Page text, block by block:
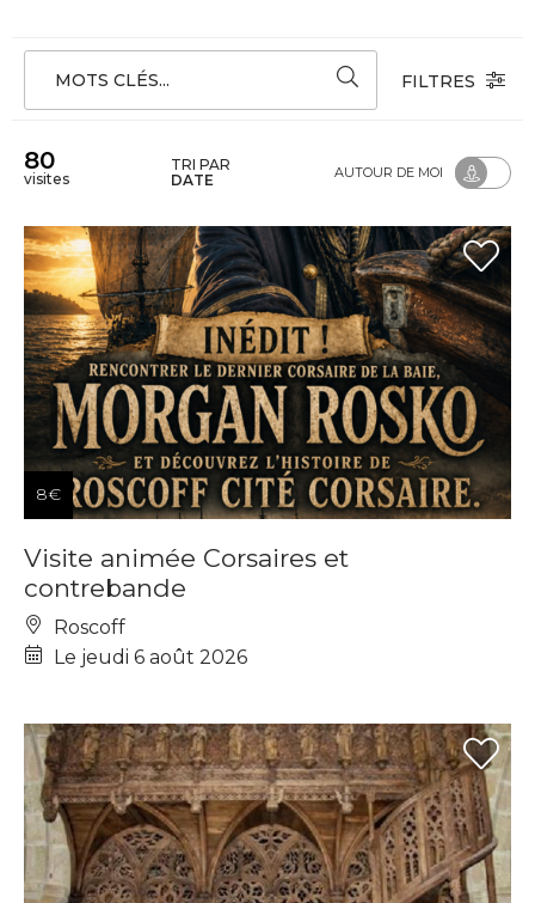
MOTS CLÉS... FILTRES
80
visites
TRI PAR
DATE
AUTOUR DE MOI
8€
Visite animée Corsaires et
contrebande
Roscoff
Le jeudi 6 août 2026